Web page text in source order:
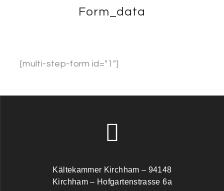
Form_data
[multi-step-form id="1"]
Kältekammer Kirchham – 94148
Kirchham – Hofgartenstrasse 6a